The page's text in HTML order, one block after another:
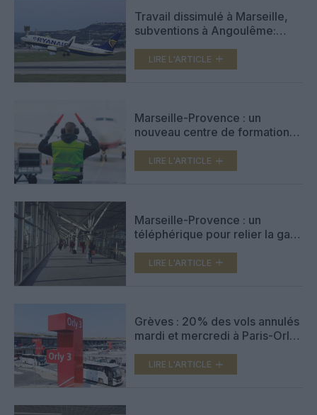
Travail dissimulé à Marseille,
subventions à Angoulême:
définitivement condamnée
LIRE L'ARTICLE
Marseille-Provence : un
nouveau centre de formation
LIRE L'ARTICLE
Marseille-Provence : un
téléphérique pour relier la gare
LIRE L'ARTICLE
Grèves : 20% des vols annulés
mardi et mercredi à Paris-Orly
LIRE L'ARTICLE